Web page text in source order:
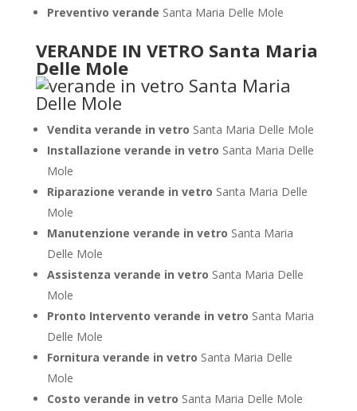
Preventivo verande Santa Maria Delle Mole
VERANDE IN VETRO Santa Maria
Delle Mole
Vendita verande in vetro Santa Maria Delle Mole
Installazione verande in vetro Santa Maria Delle
Mole
Riparazione verande in vetro Santa Maria Delle
Mole
Manutenzione verande in vetro Santa Maria
Delle Mole
Assistenza verande in vetro Santa Maria Delle
Mole
Pronto Intervento verande in vetro Santa Maria
Delle Mole
Fornitura verande in vetro Santa Maria Delle
Mole
Costo verande in vetro Santa Maria Delle Mole